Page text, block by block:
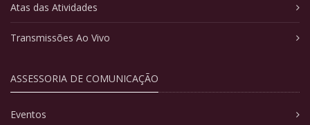
Atas das Atividades
Transmissões Ao Vivo
ASSESSORIA DE COMUNICAÇÃO
Eventos